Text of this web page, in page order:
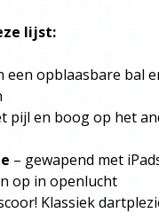
lijst:
een opblaasbare bal
pijl en boog op het
– gewapend met
op in openlucht
Klassiek